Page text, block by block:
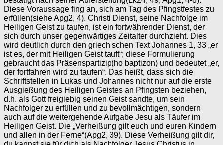
Diese Voraussage fing an, sich am Tag des Pfingstfestes zu
erfüllen(siehe Apg2, 4). Christi Dienst, seine Nachfolge im
Heiligen Geist zu taufen, ist ein fortwährender Dienst, der
sich durch unser gegenwärtiges Zeitalter durchzieht. Dies
wird deutlich durch den griechischen Text Johannes 1, 33 „er
ist es, der mit Heiligen Geist tauft“; diese Formulierung
gebraucht das Präsenspartizip(ho baptizon) und bedeutet „er,
der fortfahren wird zu taufen“. Das heißt, dass sich die
Schriftstellen in Lukas und Johannes nicht nur auf die erste
Ausgießung des Heiligen Geistes an Pfingsten beziehen,
d.h. als Gott freigiebig seinen Geist sandte, um sein
Nachfolger zu erfüllen und zu bevollmächtigen, sondern
auch auf die weitergehende Aufgabe Jesu als Täufer im
Heiligen Geist. Die „Verheißung gilt euch und euren Kindern
und allen in der Ferne“(Apg2, 39). Diese Verheißung gilt dir,